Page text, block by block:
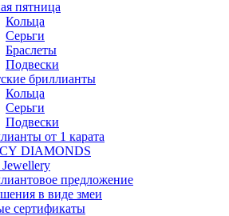
пятница
Кольца
Серьги
Браслеты
Подвески
бриллианты
Кольца
Серьги
Подвески
от 1 карата
DIAMONDS
предложение
в виде змеи
сертификаты